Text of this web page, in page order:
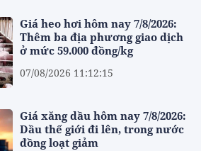
Giá heo hơi hôm nay 7/8/2026:
Thêm ba địa phương giao dịch
ở mức 59.000 đồng/kg
07/08/2026 11:12:15
Giá xăng dầu hôm nay 7/8/2026:
Dầu thế giới đi lên, trong nước
đồng loạt giảm